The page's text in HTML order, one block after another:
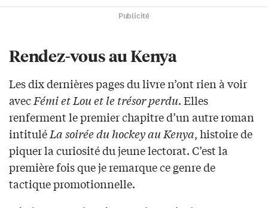
Publicité
Rendez-vous au Kenya
Les dix dernières pages du livre n’ont rien à voir
avecFémi et Lou et le trésor perdu. Elles
renferment le premier chapitre d’un autre roman
intituléLa soirée du hockey au Kenya, histoire de
piquer la curiosité du jeune lectorat. C’est la
première fois que je remarque ce genre de
tactique promotionnelle.